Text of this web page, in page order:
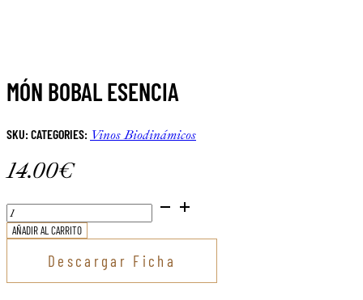
MÓN BOBAL ESENCIA
SKU: CATEGORIES: Vinos Biodinámicos
14.00€
MÓN
Bobal
Esencia
AÑADIR AL CARRITO
Descargar Ficha